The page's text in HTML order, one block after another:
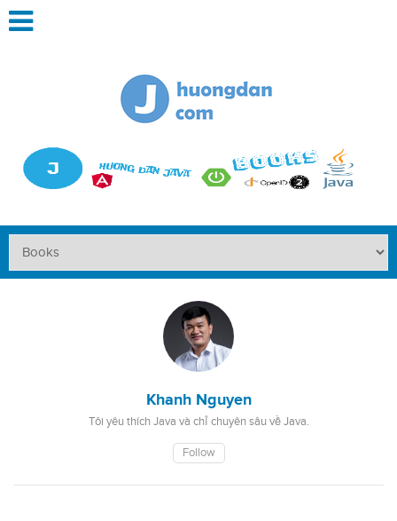
Khanh Nguyen
Tôi yêu thích Java và chỉ chuyên sâu về Java.
Follow